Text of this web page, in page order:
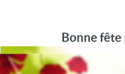
Bonne fête